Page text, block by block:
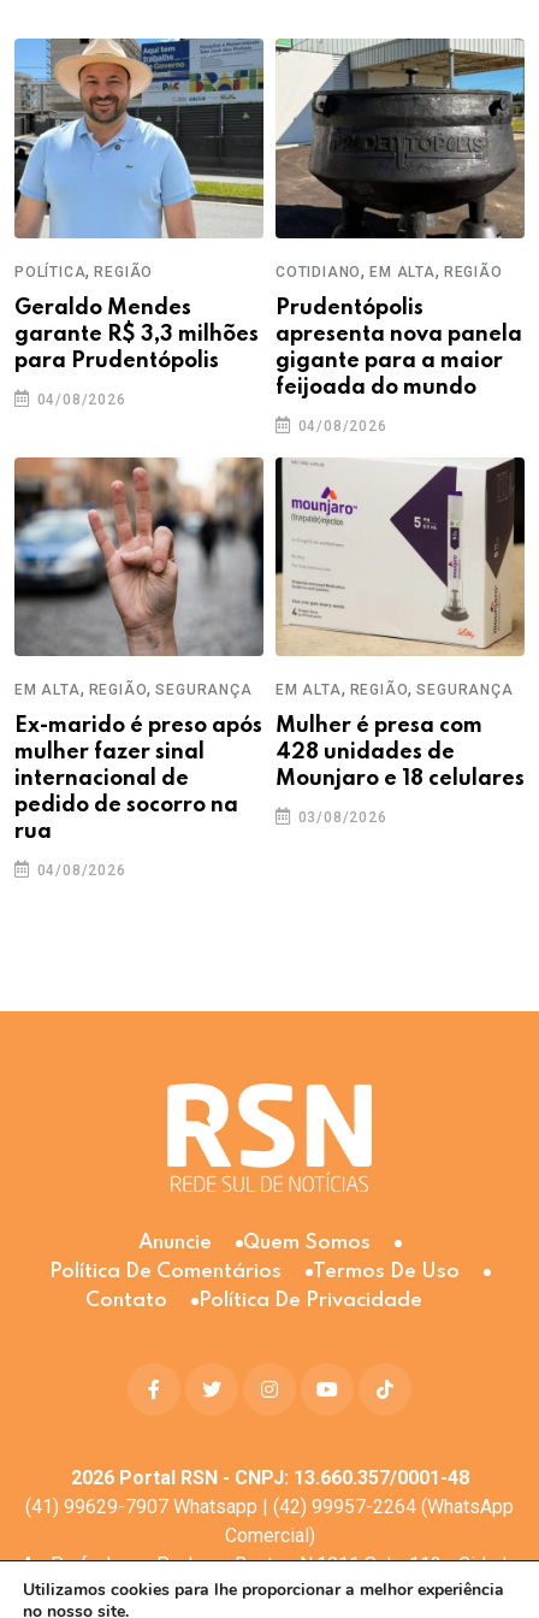
POLÍTICA,REGIÃO
Geraldo Mendes
garante R$ 3,3 milhões
para Prudentópolis
04/08/2026
COTIDIANO,EM ALTA, REGIÃO
Prudentópolis
apresenta nova panela
gigante para a maior
feijoada do mundo
04/08/2026
EM ALTA, REGIÃO,SEGURANÇA
Ex-marido é preso após
mulher fazer sinal
internacional de
pedido de socorro na
rua
04/08/2026
EM ALTA, REGIÃO,SEGURANÇA
Mulher é presa com
428 unidades de
Mounjaro e 18 celulares
03/08/2026
Anuncie
Quem Somos
Política De Comentários
Termos De Uso
Contato
Política De Privacidade
2026Portal RSN - CNPJ: 13.660.357/0001-48
(41) 99629-7907 Whatsapp | (42) 99957-2264 (WhatsApp
Comercial)
Av. Profa. Laura Pacheco Bastos N:1011 Sala: 112 - Cidade
dos Lagos, Guarapuava - PR, 85053-525
Utilizamos cookies para lhe proporcionar a melhor experiência
no nosso site.